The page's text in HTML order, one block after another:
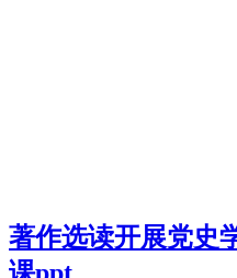
著作选读开展党史
课ppt